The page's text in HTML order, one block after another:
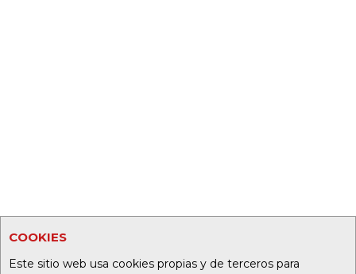
COOKIES
Este sitio web usa cookies propias y de terceros para